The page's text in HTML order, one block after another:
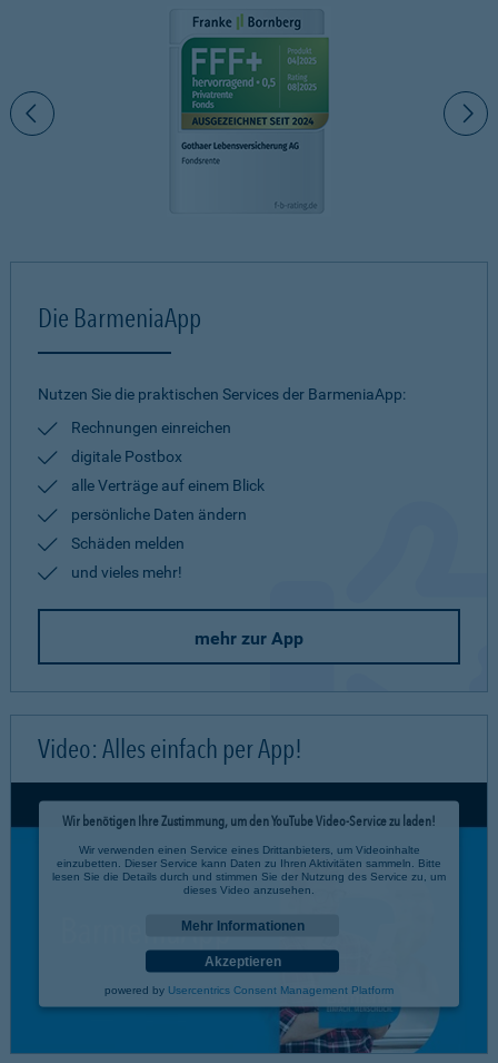
Die BarmeniaApp
Nutzen Sie die praktischen Services der BarmeniaApp:
Rechnungen einreichen
digitale Postbox
alle Verträge auf einem Blick
persönliche Daten ändern
Schäden melden
und vieles mehr!
mehr zur App
Video: Alles einfach per App!
Wir benötigen Ihre Zustimmung, um den YouTube Video-Service zu laden!
Wir verwenden einen Service eines Drittanbieters, um Videoinhalte
einzubetten. Dieser Service kann Daten zu Ihren Aktivitäten sammeln. Bitte
lesen Sie die Details durch und stimmen Sie der Nutzung des Service zu, um
dieses Video anzusehen.
Mehr Informationen
Akzeptieren
powered by Usercentrics Consent Management Platform